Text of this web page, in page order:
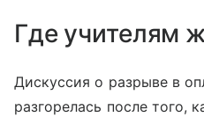
Где учителям
Дискуссия о разрыве в
разгорелась после того,